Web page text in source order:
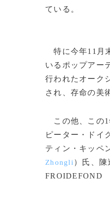
ている。
特に今年11月
いるポップアー
行われたオーク
され、存命の美
この他、この1
ピーター・ドイ
ティン・キッペ
Zhongli ）氏、陳
FROIDEFOND